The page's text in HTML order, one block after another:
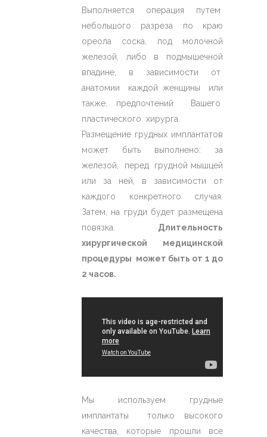
Выполняется операция путем
небольшого разреза по краю
ореола соска, под молочной
железой, либо в подмышечной
впадине, в зависимости от
анатомии каждой женщины или
также, предпочтений Вашего
пластического хирурга.
Размещение грудных имплантатов
может быть выполнено: за
железой, перед грудной мышцей
или за ней, в зависимости от
каждого конкретного случая.
Затем, на груди будет размещена
повязка. Длительность
хирургической медицинской
процедуры может быть от 1 до
2 часов.
Мы используем грудные
имплантаты только высокого
качества, которые прошли все